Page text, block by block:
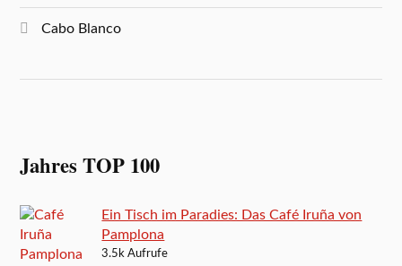
Cabo Blanco
Jahres TOP 100
Ein Tisch im Paradies: Das Café Iruña von
Pamplona
3.5k Aufrufe